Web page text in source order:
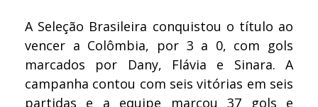
A Seleção Brasileira conquistou o título ao
vencer a Colômbia, por 3 a 0, com gols
marcados por Dany, Flávia e Sinara. A
campanha contou com seis vitórias em seis
partidas e a equipe marcou 37 gols e